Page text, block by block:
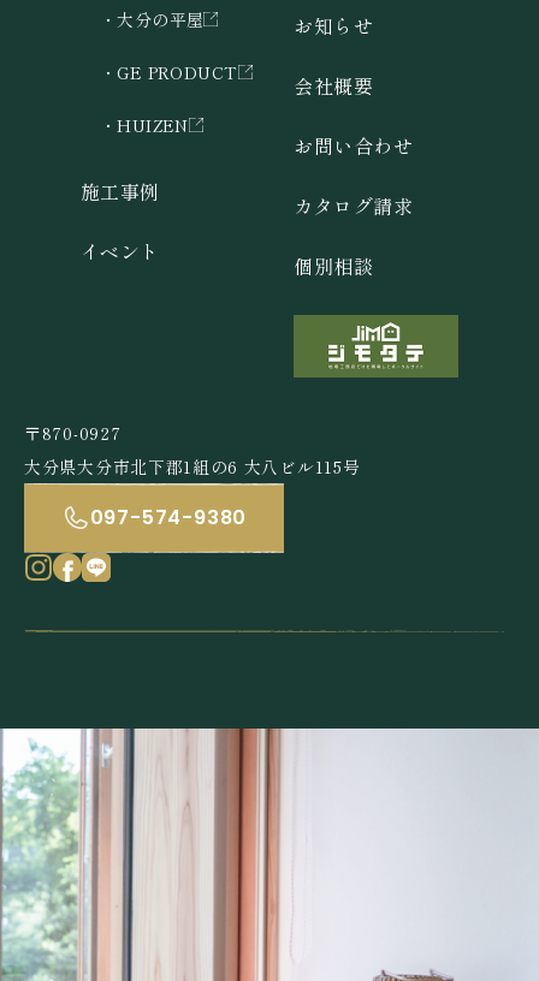
大分の平屋
GE PRODUCT
HUIZEN
施工事例
イベント
お知らせ
会社概要
お問い合わせ
カタログ請求
個別相談
〒870-0927
大分県大分市北下郡1組の6 大八ビル115号
097-574-9380